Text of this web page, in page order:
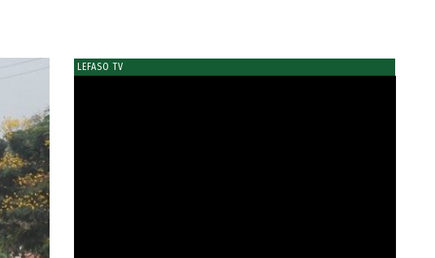
LEFASO TV